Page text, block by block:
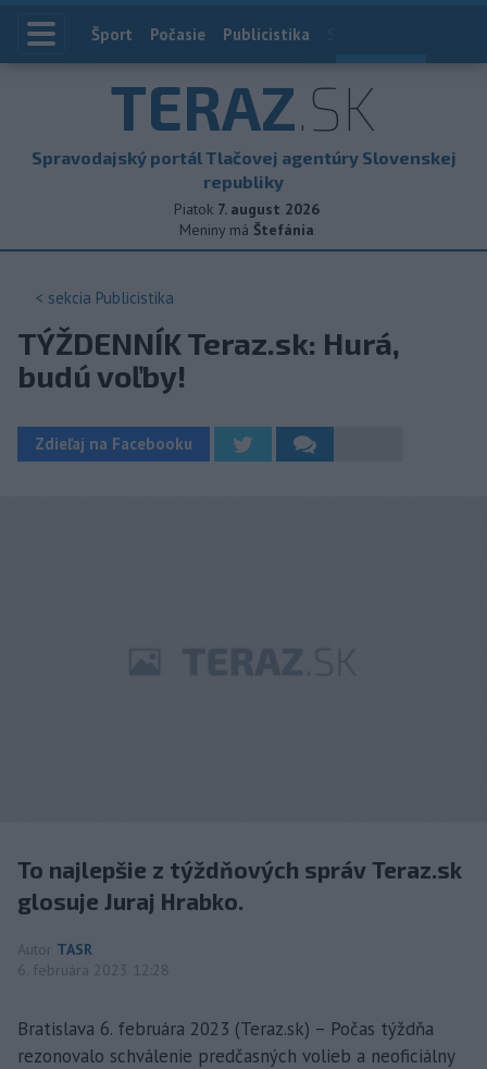
30 °C
Index
Šport Počasie Publicistika
TERAZ.SK
Spravodajský portál Tlačovej agentúry Slovenskej
republiky
Piatok 7. august 2026
Meniny má Štefánia
< sekcia Publicistika
TÝŽDENNÍK Teraz.sk: Hurá,
budú voľby!
Zdieľaj na Facebooku
To najlepšie z týždňových správ Teraz.sk
glosuje Juraj Hrabko.
Autor TASR
6. februára 2023 12:28
Bratislava 6. februára 2023 (Teraz.sk) – Počas týždňa
rezonovalo schválenie predčasných volieb a neoficiálny